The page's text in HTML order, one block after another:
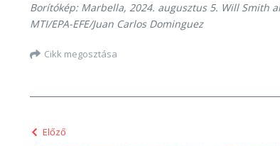
Borítókép: Marbella, 2024. augusztus 5. Will Smith
MTI/EPA-EFE/Juan Carlos Dominguez
Cikk megosztása
Előző